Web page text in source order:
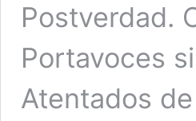
Postverdad.
Portavoces
Atentados